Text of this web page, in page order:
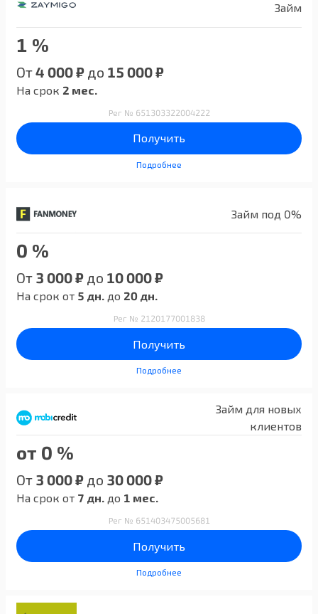
Займ
1 %
От4 000 ₽ до 15 000 ₽
На срок 2 мес.
Рег № 651303322004222
Получить
Подробнее
Займ под 0%
0 %
От 3 000 ₽ до 10 000 ₽
На срок от 5 дн. до 20 дн.
Рег № 2120177001838
Получить
Подробнее
Займ для новых
клиентов
от 0 %
От 3 000 ₽ до 30 000 ₽
На срок от 7 дн. до 1 мес.
Рег № 651403475005681
Получить
Подробнее